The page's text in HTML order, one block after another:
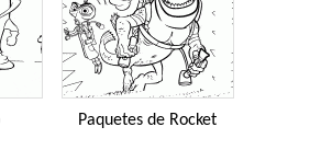
Paquetes de Rocket